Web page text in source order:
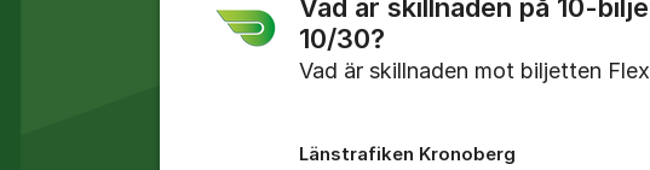
Vad är skillnaden på 10-
10/30?
Vad är skillnaden mot biljetten
Länstrafiken Kronoberg